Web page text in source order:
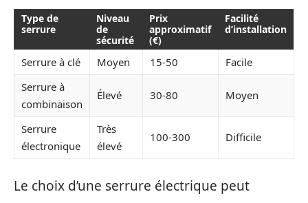
Type de
serrure
Niveau
de
sécurité
Prix
approximatif
(€)
Facilité
d’installation
Serrure à clé Moyen 15-50
Facile
Serrure à
combinaison
Élevé 30-80 Moyen
Serrure
électronique
Très
élevé
100-300 Difficile
Le choix d’une serrure électrique peut